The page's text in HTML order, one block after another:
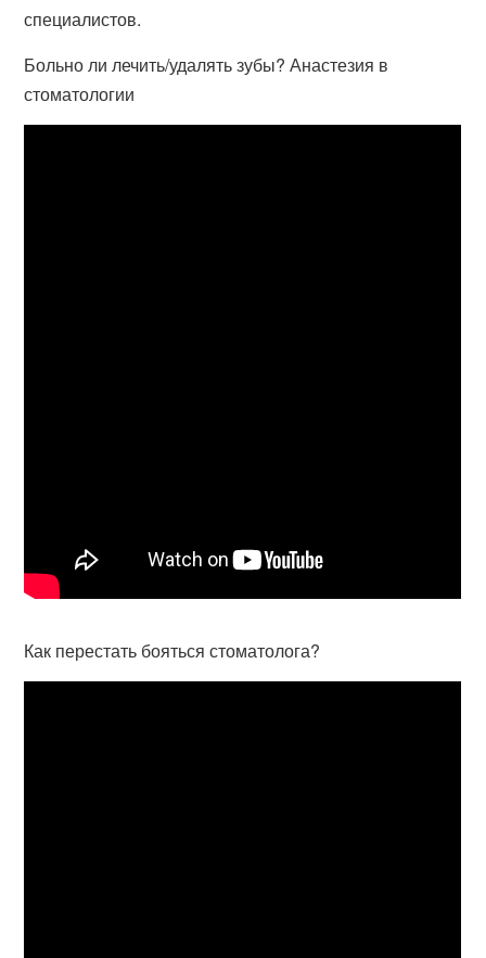
специалистов.
Больно ли лечить/удалять зубы? Анастезия в
стоматологии
Как перестать бояться стоматолога?